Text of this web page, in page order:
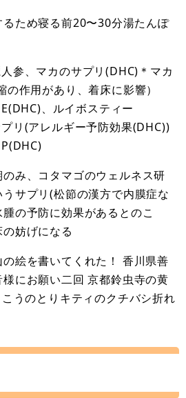
ため寝る前20〜30分湯たんぽ
参、マカのサプリ(DHC)＊マカ
作用があり、着床に影響）
、ルイボスティー
リ(アレルギー予防効果(DHC))
み、コタマゴのウェルネス研
サプリ(松節の漢方で内膜症な
の予防に効果があるとのこ
妨げになる
絵を書いてくれた！ 香川県善
にお願い二回 京都鈴虫寺の黄
うのとりキティのクチバシ折れ